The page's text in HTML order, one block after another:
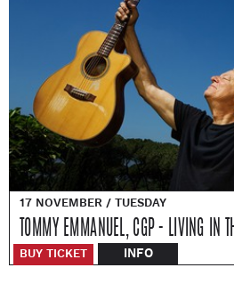
17 NOVEMBER / TUESDAY
TOMMY EMMANUEL, CGP - LIVING IN
BUY TICKET INFO